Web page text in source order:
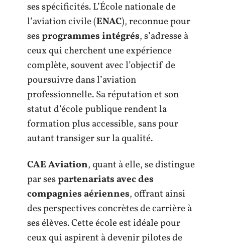
ses spécificités. L’École nationale de
l’aviation civile (ENAC), reconnue pour
sesprogrammes intégrés, s’adresse à
ceux qui cherchent une expérience
complète, souvent avec l’objectif de
poursuivre dans l’aviation
professionnelle. Sa réputation et son
statut d’école publique rendent la
formation plus accessible, sans pour
autant transiger sur la qualité.
CAE Aviation, quant à elle, se distingue
par sespartenariats avec des
compagnies aériennes, offrant ainsi
des perspectives concrètes de carrière à
ses élèves. Cette école est idéale pour
ceux qui aspirent à devenir pilotes de